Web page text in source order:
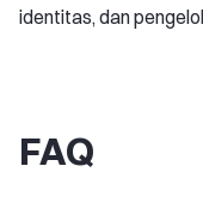
identitas, dan
FAQ